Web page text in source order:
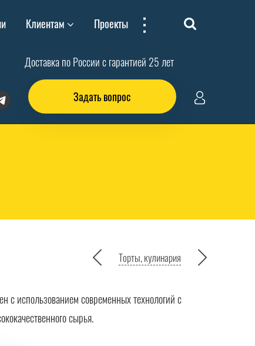
Клиентам Проекты ...
Доставка по России с гарантией 25 лет
Задать вопрос
Торты, кулинария
с использованием современных технологий с
сырья.